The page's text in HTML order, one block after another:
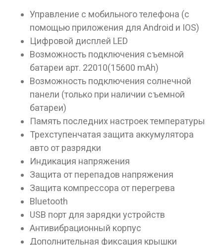
Управление с мобильного телефона (с
помощью приложения для Android и IOS)
Цифровой дисплей LED
Возможность подключения съемной
батареи арт. 22010(15600 mAh)
Возможность подключения солнечной
панели (только при наличии съемной
батареи)
Память последних настроек температуры
Трехступенчатая защита аккумулятора
авто от разрядки
Индикация напряжения
Защита от перепадов напряжения
Защита компрессора от перегрева
Bluetooth
USB порт для зарядки устройств
Антивибрационный корпус
Дополнительная фиксация крышки